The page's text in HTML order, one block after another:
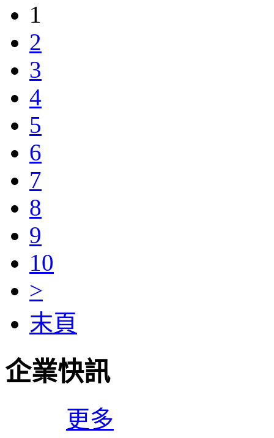
1
2
3
4
5
6
7
8
9
10
>
末頁
企業快訊
更多